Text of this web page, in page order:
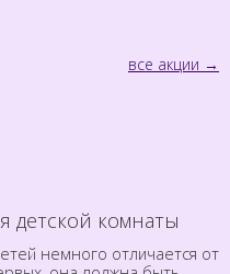
все акции
детской комнаты
немного отличается от